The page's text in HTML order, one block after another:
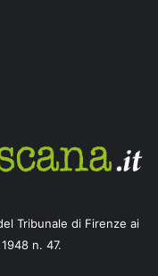
Tribunale di Firenze ai
n. 47.